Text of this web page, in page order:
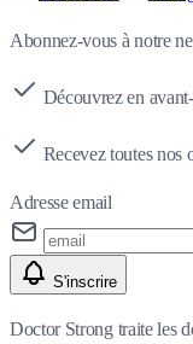
Abonnez-vous à notre
Découvrez en
Recevez toutes nos
Adresse email
S'inscrire
Doctor Strong traite les